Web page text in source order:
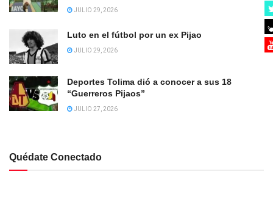
JULIO 29, 2026
Luto en el fútbol por un ex Pijao
JULIO 29, 2026
Deportes Tolima dió a conocer a sus 18
“Guerreros Pijaos”
JULIO 27, 2026
Quédate Conectado